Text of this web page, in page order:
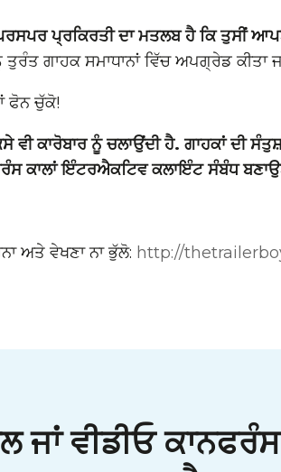
ਪ੍ਰਕਿਰਤੀ ਦਾ ਮਤਲਬ ਹੈ ਕਿ ਤੁਸੀਂ
ਗਾਹਕ ਸਮਾਧਾਨਾਂ ਵਿੱਚ ਅਪਗ੍ਰੇਡ ਕੀਤਾ
ਫੋਨ ਚੁੱਕੋ!
ਵੀ ਕਾਰੋਬਾਰ ਨੂੰ ਚਲਾਉਂਦੀ ਹੈ. ਗਾਹਕਾਂ ਦੀ
ਕਾਲਾਂ ਇੰਟਰਐਕਟਿਵ ਕਲਾਇੰਟ ਸੰਬੰਧ
ਅਤੇ ਵੇਖਣਾ ਨਾ ਭੁੱਲੋ: http://
ਵੀਡੀਓ